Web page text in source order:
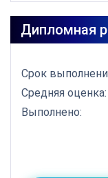
Дипломная
Срок
Средняя оценка:
Выполнено: